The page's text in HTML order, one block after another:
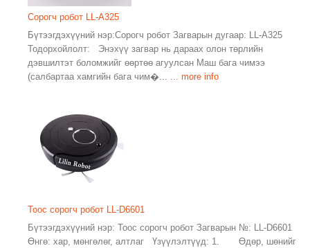
Сорогч робот LL-A325
Бүтээгдэхүүний нэр:Сорогч робот Загварын дугаар: LL-A325
Тодорхойлолт: Энэхүү загвар нь дараах олон төрлийн
дэвшилтэт боломжийг өөртөө агуулсан Маш бага чимээ
(салбартаа хамгийн бага чим�...
... more info
Тоос сорогч робот LL-D6601
Бүтээгдэхүүний нэр: Тоос сорогч робот Загварын №: LL-D6601
Өнгө: хар, мөнгөлөг, алтлаг Үзүүлэлтүүд: 1. Өдөр, шөнийг